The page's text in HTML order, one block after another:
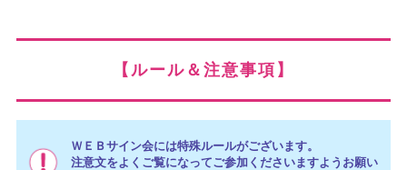
【ルール＆注意事項】
ＷＥＢサイン会には特殊ルールがございます。
注意文をよくご覧になってご参加くださいますようお願い